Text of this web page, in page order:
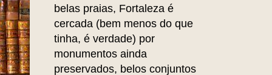
belas praias, Fortaleza é
cercada (bem menos do que
tinha, é verdade) por
monumentos ainda
preservados, belos conjuntos